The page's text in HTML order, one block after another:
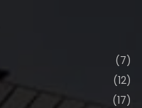
(7)
(12)
(17)